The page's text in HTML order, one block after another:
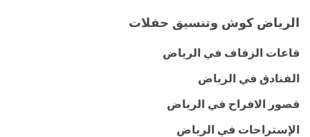
الرياض كوش وتنسيق حفلات
قاعات الزفاف في الرياض
الفنادق في الرياض
قصور الافراح في الرياض
الإستراحات في الرياض